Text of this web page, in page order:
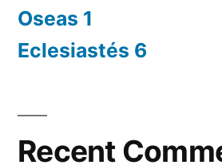
Oseas 1
Eclesiastés 6
Recent